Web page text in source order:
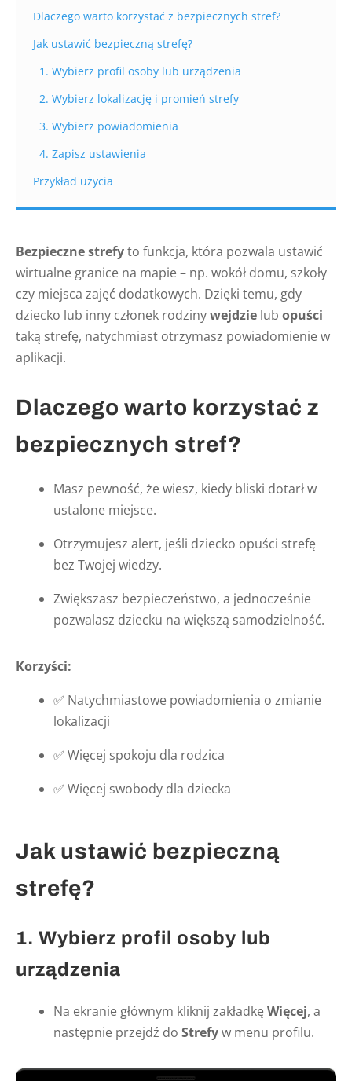
Dlaczego warto korzystać z bezpiecznych stref?
Jak ustawić bezpieczną strefę?
1. Wybierz profil osoby lub urządzenia
2. Wybierz lokalizację i promień strefy
3. Wybierz powiadomienia
4. Zapisz ustawienia
Przykład użycia
Bezpieczne strefyto funkcja, która pozwala ustawić
wirtualne granice na mapie – np. wokół domu, szkoły
czy miejsca zajęć dodatkowych. Dzięki temu, gdy
dziecko lub inny członek rodzinywejdzie lub opuści
taką strefę, natychmiast otrzymasz powiadomienie w
aplikacji.
Dlaczego warto korzystać z
bezpiecznych stref?
Masz pewność, że wiesz, kiedy bliski dotarł w
ustalone miejsce.
Otrzymujesz alert, jeśli dziecko opuści strefę
bez Twojej wiedzy.
Zwiększasz bezpieczeństwo, a jednocześnie
pozwalasz dziecku na większą samodzielność.
Korzyści:
✅ Natychmiastowe powiadomienia o zmianie
lokalizacji
✅ Więcej spokoju dla rodzica
✅ Więcej swobody dla dziecka
Jak ustawić bezpieczną
strefę?
1. Wybierz profil osoby lub
urządzenia
Na ekranie głównym kliknij zakładkęWięcej, a
następnie przejdź do Strefyw menu profilu.